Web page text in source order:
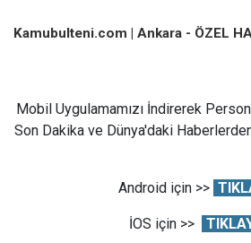
Kamubulteni.com | Ankara - ÖZEL
Mobil Uygulamamızı İndirerek
Son Dakika ve Dünya'daki
Android için >>
İOS için >>